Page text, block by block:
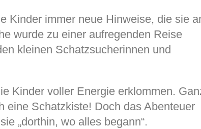
Kinder immer neue Hinweise, die sie
wurde zu einer aufregenden Reise
kleinen Schatzsucherinnen und
Kinder voller Energie erklommen.
eine Schatzkiste! Doch das Abenteuer
„dorthin, wo alles begann“.